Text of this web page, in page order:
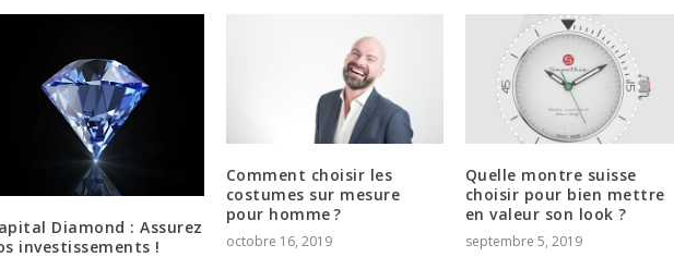
Diamond : Assurez
investissements !
Comment choisir les
costumes sur mesure
pour homme ?
octobre 16, 2019
Quelle montre suisse
choisir pour bien mettre
en valeur son look ?
septembre 5, 2019